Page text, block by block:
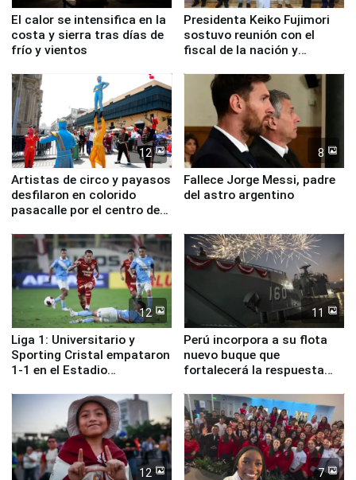
El calor se intensifica en la
costa y sierra tras días de
frío y vientos
Presidenta Keiko Fujimori
sostuvo reunión con el
fiscal de la nación y
12
Artistas de circo y payasos
desfilaron en colorido
pasacalle por el centro de
8
Fallece Jorge Messi, padre
del astro argentino
12
Liga 1: Universitario y
Sporting Cristal empataron
1-1 en el Estadio
11
Perú incorpora a su flota
nuevo buque que
fortalecerá la respuesta
12 7